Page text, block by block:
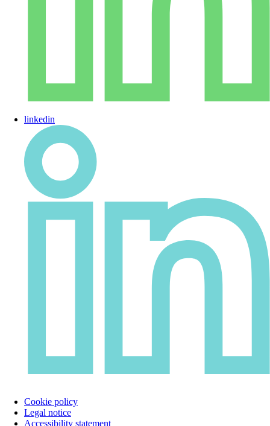
linkedin
Cookie policy
Legal notice
Accessibility statement